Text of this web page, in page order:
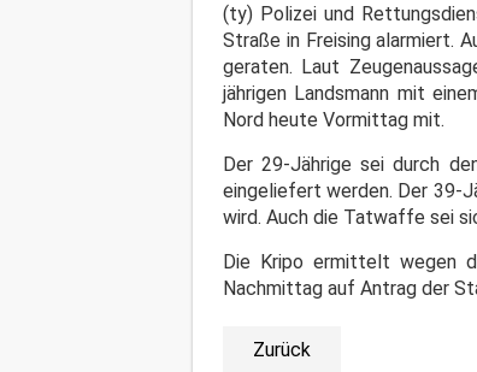
(ty) Polizei und
Straße in Freising alarmiert.
geraten. Laut
jährigen Landsmann mit
Nord heute Vormittag mit.
Der 29-Jährige sei durch
eingeliefert werden. Der 39-
wird. Auch die Tatwaffe sei
Die Kripo ermittelt wegen
Nachmittag auf Antrag der
Zurück